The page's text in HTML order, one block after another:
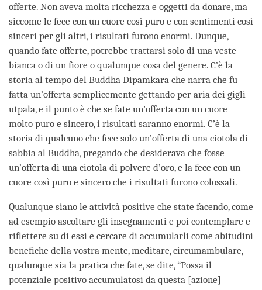
offerte. Non aveva molta ricchezza e oggetti da donare, ma
siccome le fece con un cuore così puro e con sentimenti così
sinceri per gli altri, i risultati furono enormi. Dunque,
quando fate offerte, potrebbe trattarsi solo di una veste
bianca o di un fiore o qualunque cosa del genere. C’è la
storia al tempo del Buddha Dipamkara che narra che fu
fatta un’offerta semplicemente gettando per aria dei gigli
utpala, e il punto è che se fate un’offerta con un cuore
molto puro e sincero, i risultati saranno enormi. C’è la
storia di qualcuno che fece solo un’offerta di una ciotola di
sabbia al Buddha, pregando che desiderava che fosse
un’offerta di una ciotola di polvere d’oro, e la fece con un
cuore così puro e sincero che i risultati furono colossali.
Qualunque siano le attività positive che state facendo, come
ad esempio ascoltare gli insegnamenti e poi contemplare e
riflettere su di essi e cercare di accumularli come abitudini
benefiche della vostra mente, meditare, circumambulare,
qualunque sia la pratica che fate, se dite, “Possa il
potenziale positivo accumulatosi da questa [azione]